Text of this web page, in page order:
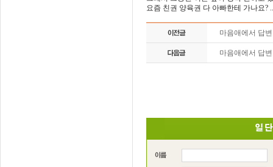
요즘 친권 양육권 다 아빠한테 가나요?
마음애에서 답
마음애에서 답